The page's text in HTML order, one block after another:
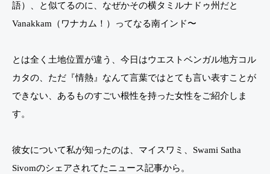
スト
期
の話
語）、と似てるのに、なぜかその横タミルナドゥ州だと
Vanakkam（ワナカム！）ってなる南インド〜
とは全く土地位置が違う、今日はウエストベンガル地方コル
カタの、ただ『情熱』なんて言葉ではとても言い表すことが
できない、あるものすごい根性を持った女性をご紹介しま
す。
彼女について私が知ったのは、マイスワミ、Swami Satha
Sivomのシェアされてたニュース記事から。